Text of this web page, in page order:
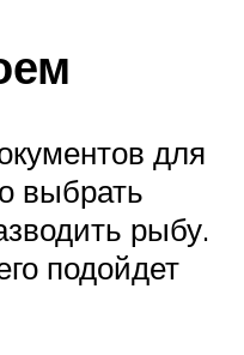
для
выбрать
рыбу.
подойдет